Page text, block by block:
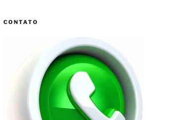
CONTATO